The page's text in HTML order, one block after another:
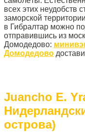
всех этих неудобств
заморской
в Гибралтар можно
отправившись из
Домодедово:
Домодедово
Juancho Е.
острова)